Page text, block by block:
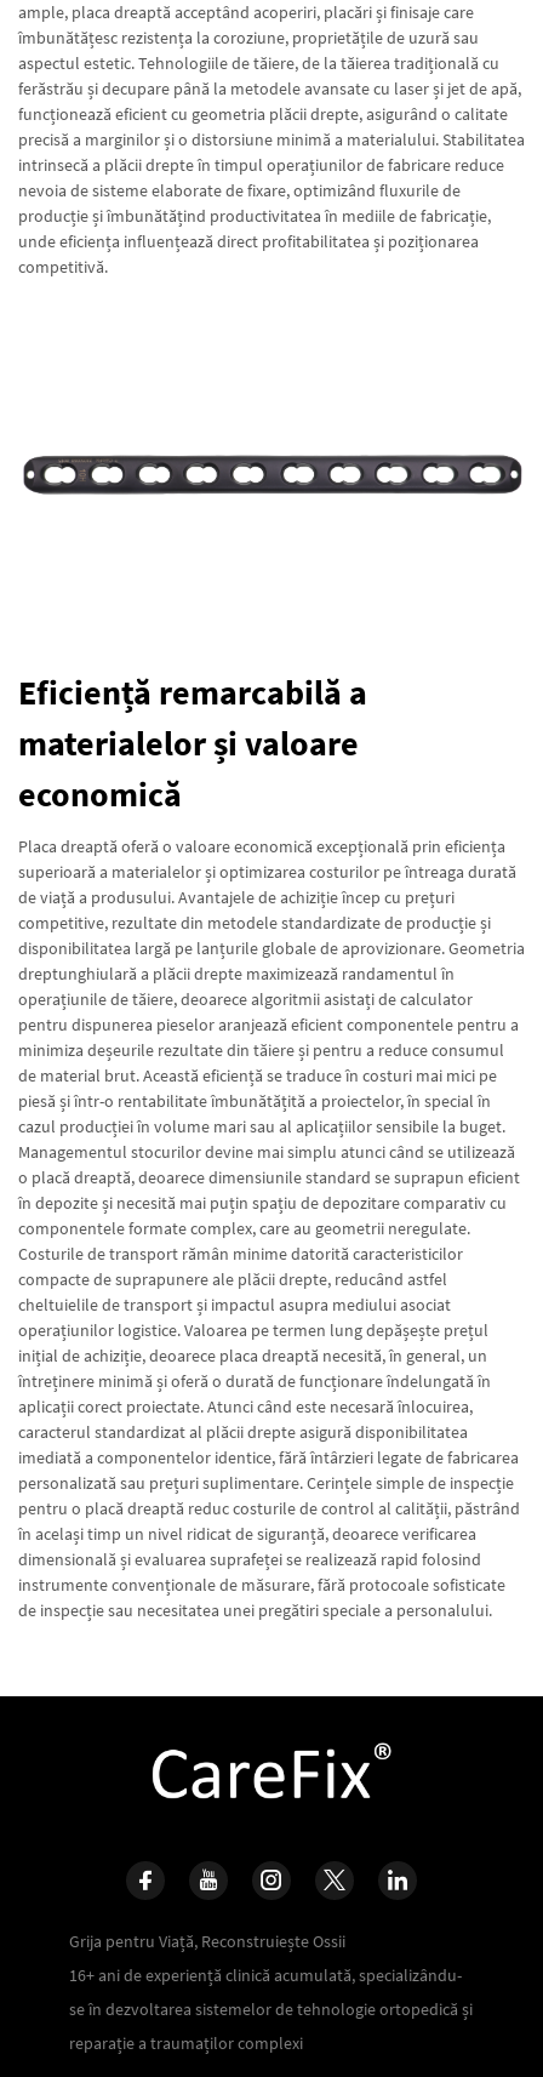
ample, placa dreaptă acceptând acoperiri, placări și finisaje care
îmbunătățesc rezistența la coroziune, proprietățile de uzură sau
aspectul estetic. Tehnologiile de tăiere, de la tăierea tradițională cu
ferăstrău și decupare până la metodele avansate cu laser și jet de apă,
funcționează eficient cu geometria plăcii drepte, asigurând o calitate
precisă a marginilor și o distorsiune minimă a materialului. Stabilitatea
intrinsecă a plăcii drepte în timpul operațiunilor de fabricare reduce
nevoia de sisteme elaborate de fixare, optimizând fluxurile de
producție și îmbunătățind productivitatea în mediile de fabricație,
unde eficiența influențează direct profitabilitatea și poziționarea
competitivă.
Eficiență remarcabilă a
materialelor și valoare
economică
Placa dreaptă oferă o valoare economică excepțională prin eficiența
superioară a materialelor și optimizarea costurilor pe întreaga durată
de viață a produsului. Avantajele de achiziție încep cu prețuri
competitive, rezultate din metodele standardizate de producție și
disponibilitatea largă pe lanțurile globale de aprovizionare. Geometria
dreptunghiulară a plăcii drepte maximizează randamentul în
operațiunile de tăiere, deoarece algoritmii asistați de calculator
pentru dispunerea pieselor aranjează eficient componentele pentru a
minimiza deșeurile rezultate din tăiere și pentru a reduce consumul
de material brut. Această eficiență se traduce în costuri mai mici pe
piesă și într-o rentabilitate îmbunătățită a proiectelor, în special în
cazul producției în volume mari sau al aplicațiilor sensibile la buget.
Managementul stocurilor devine mai simplu atunci când se utilizează
o placă dreaptă, deoarece dimensiunile standard se suprapun eficient
în depozite și necesită mai puțin spațiu de depozitare comparativ cu
componentele formate complex, care au geometrii neregulate.
Costurile de transport rămân minime datorită caracteristicilor
compacte de suprapunere ale plăcii drepte, reducând astfel
cheltuielile de transport și impactul asupra mediului asociat
operațiunilor logistice. Valoarea pe termen lung depășește prețul
inițial de achiziție, deoarece placa dreaptă necesită, în general, un
întreținere minimă și oferă o durată de funcționare îndelungată în
aplicații corect proiectate. Atunci când este necesară înlocuirea,
caracterul standardizat al plăcii drepte asigură disponibilitatea
imediată a componentelor identice, fără întârzieri legate de fabricarea
personalizată sau prețuri suplimentare. Cerințele simple de inspecție
pentru o placă dreaptă reduc costurile de control al calității, păstrând
în același timp un nivel ridicat de siguranță, deoarece verificarea
dimensională și evaluarea suprafeței se realizează rapid folosind
instrumente convenționale de măsurare, fără protocoale sofisticate
de inspecție sau necesitatea unei pregătiri speciale a personalului.
Grija pentru Viață, Reconstruiește Ossii
16+ ani de experiență clinică acumulată, specializându-
se în dezvoltarea sistemelor de tehnologie ortopedică și
reparație a traumaților complexi